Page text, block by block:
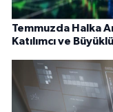
Temmuzda Halka
Katılımcı ve